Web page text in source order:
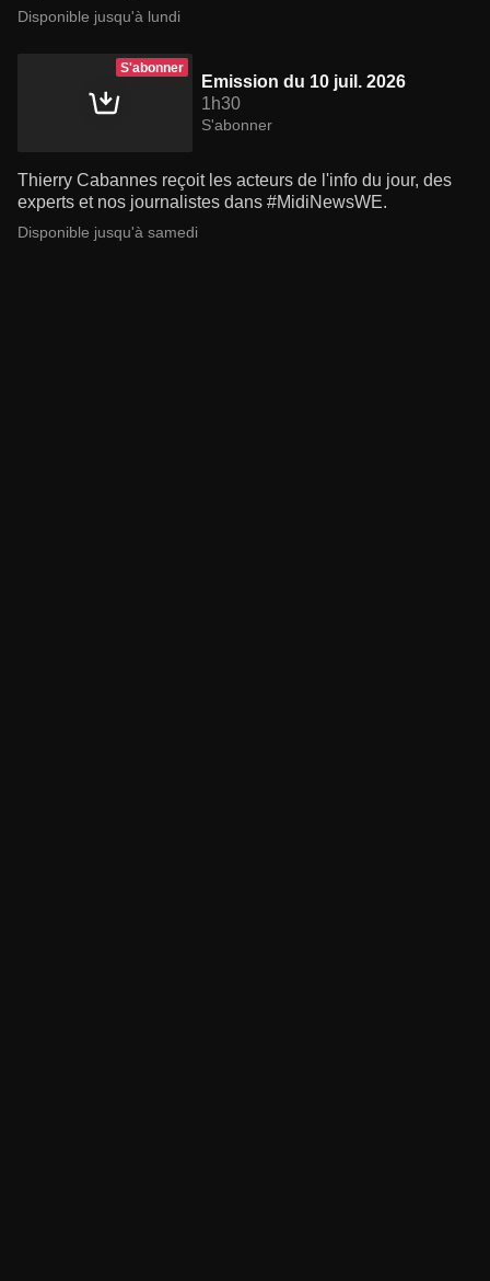
Disponible jusqu'à lundi
S'abonner
Emission du 10 juil. 2026
1h30
S'abonner
Thierry Cabannes reçoit les acteurs de l'info du jour, des
experts et nos journalistes dans #MidiNewsWE.
Disponible jusqu'à samedi